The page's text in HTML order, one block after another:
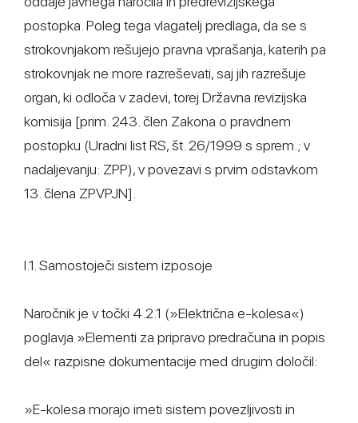
postopka. Poleg tega vlagatelj predlaga, da se s
strokovnjakom rešujejo pravna vprašanja, katerih pa
strokovnjak ne more razreševati, saj jih razrešuje
organ, ki odloča v zadevi, torej Državna revizijska
komisija [prim. 243. člen Zakona o pravdnem
postopku (Uradni list RS, št. 26/1999 s sprem.; v
nadaljevanju: ZPP), v povezavi s prvim odstavkom
13. člena ZPVPJN].
I.1. Samostoječi sistem izposoje
Naročnik je v točki 4.2.1 (»Električna e-kolesa«)
poglavja »Elementi za pripravo predračuna in popis
del« razpisne dokumentacije med drugim določil:
»E-kolesa morajo imeti sistem povezljivosti in